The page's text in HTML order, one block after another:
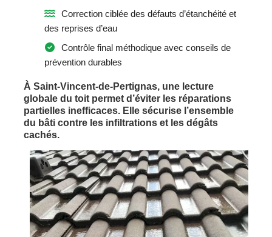
Correction ciblée des défauts d’étanchéité et
des reprises d’eau
Contrôle final méthodique avec conseils de
prévention durables
À Saint-Vincent-de-Pertignas, une lecture
globale du toit permet d’éviter les réparations
partielles inefficaces. Elle sécurise l’ensemble
du bâti contre les infiltrations et les dégâts
cachés.